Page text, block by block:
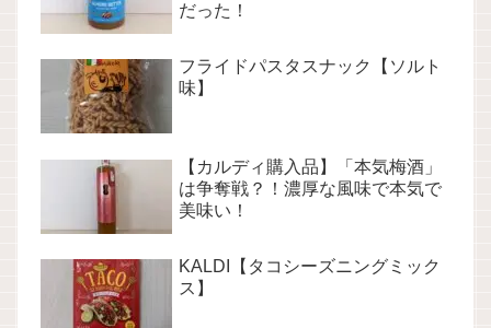
だった！
フライドパスタスナック【ソルト
味】
【カルディ購入品】「本気梅酒」
は争奪戦？！濃厚な風味で本気で
美味い！
KALDI【タコシーズニングミック
ス】